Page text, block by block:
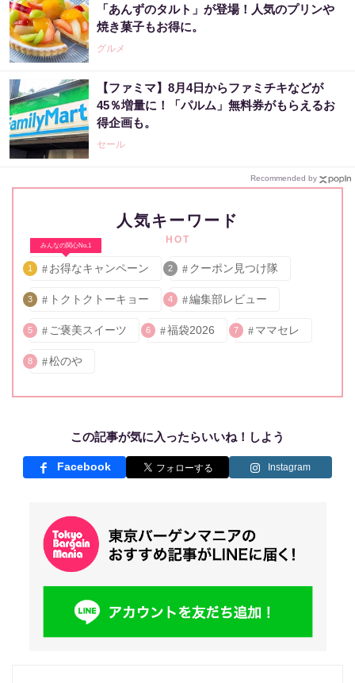
「あんずのタルト」が登場！人気のプリンや
焼き菓子もお得に。
グルメ
【ファミマ】8月4日からファミチキなどが
45％増量に！「パルム」無料券がもらえるお
得企画も。
セール
Recommended by
人気キーワード
HOT
みんなの関心No.1
1 お得なキャンペーン 2 クーポン見つけ隊
3 トクトクトーキョー 4 編集部レビュー
5 ご褒美スイーツ 6 福袋2026 7 ママセレ
8 松のや
この記事が気に入ったらいいね！しよう
Facebook Instagram